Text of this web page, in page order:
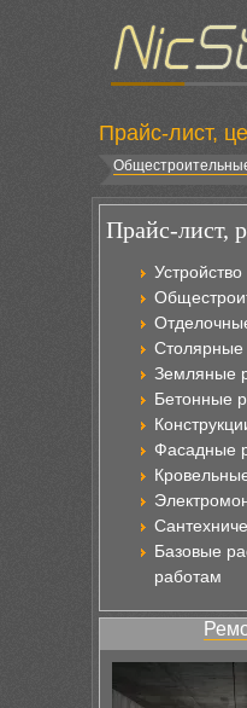
Прайс-лист,
Прайс-лист,
Столярные
Земляные
Бетонные
Фасадные
Базовые
работам